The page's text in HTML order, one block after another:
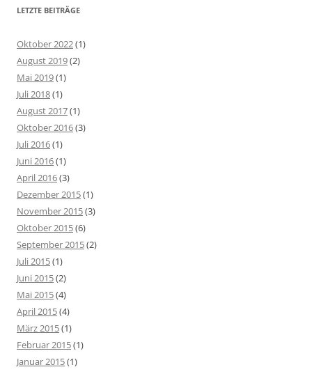
LETZTE BEITRÄGE
Oktober 2022(1)
August 2019(2)
Mai 2019(1)
Juli 2018(1)
August 2017(1)
Oktober 2016(3)
Juli 2016(1)
Juni 2016(1)
April 2016(3)
Dezember 2015(1)
November 2015(3)
Oktober 2015(6)
September 2015(2)
Juli 2015(1)
Juni 2015(2)
Mai 2015(4)
April 2015(4)
März 2015(1)
Februar 2015(1)
Januar 2015(1)